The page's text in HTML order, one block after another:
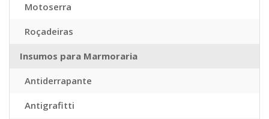
Motoserra
Roçadeiras
Insumos para Marmoraria
Antiderrapante
Antigrafitti